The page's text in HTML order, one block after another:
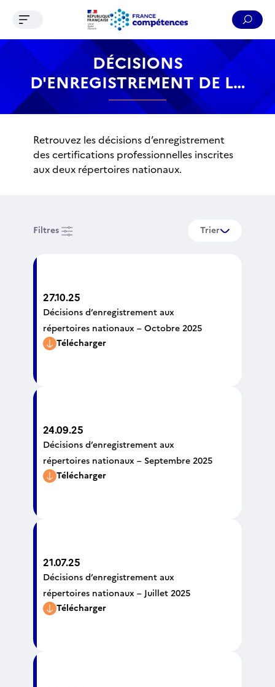
Contenu Recherche Menu Pied de page
Ouvrir le menu de navigation
DÉCISIONS
D'ENREGISTREMENT DE LA
CERTIFICATION
PROFESSIONNELLE
Retrouvez les décisions d’enregistrement
des certifications professionnelles inscrites
aux deux répertoires nationaux.
Filtres Trier
27.10.25
Décisions d’enregistrement aux
répertoires nationaux – Octobre 2025
Télécharger
24.09.25
Décisions d’enregistrement aux
répertoires nationaux – Septembre 2025
Télécharger
21.07.25
Décisions d’enregistrement aux
répertoires nationaux – Juillet 2025
Télécharger